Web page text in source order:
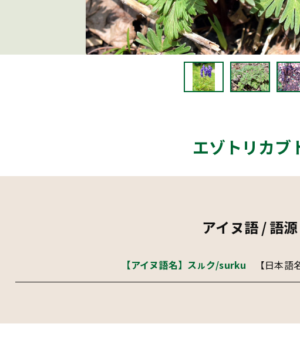
エゾトリカブ
アイヌ語 / 語源
【アイヌ語名】スㇽク/surku 【日本